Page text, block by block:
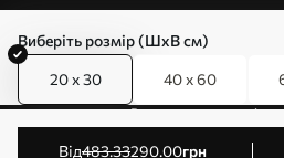
Виберіть розмір (ШхВ см)
20 x 30 40 x 60
від483.33290.00грн
Редагування дозволів
© 2011-2026 Art-holst. Усі